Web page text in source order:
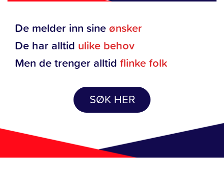
De melder inn sineønsker
De har alltid ulike behov
Men de trenger alltid flinke folk
SØK HER